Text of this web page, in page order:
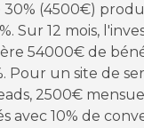
(4500€)
Sur 12 mois,
54000€ de
Pour un site de
2500€
avec 10% de